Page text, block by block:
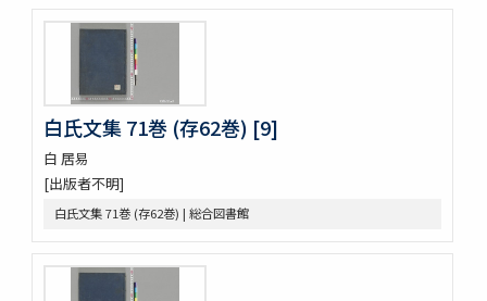
播州舊記
すみよし物語
本朝續文粹 13巻
紀伊國牟婁郡色川村色川氏藏文書
大鏡 (存2巻)
壬戌羇旅漫録 2巻
明徳記 3巻
四神地名録 9巻附録1巻
薩摩國風土記
金仙寺殿記録残闕
白氏文集 71巻 (存62巻) [9]
白 居易
[出版者不明]
白氏文集 71巻 (存62巻) | 総合図書館